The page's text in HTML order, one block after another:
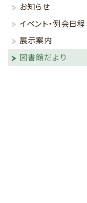
お知らせ
イベント・例会日程
展示案内
図書館だより